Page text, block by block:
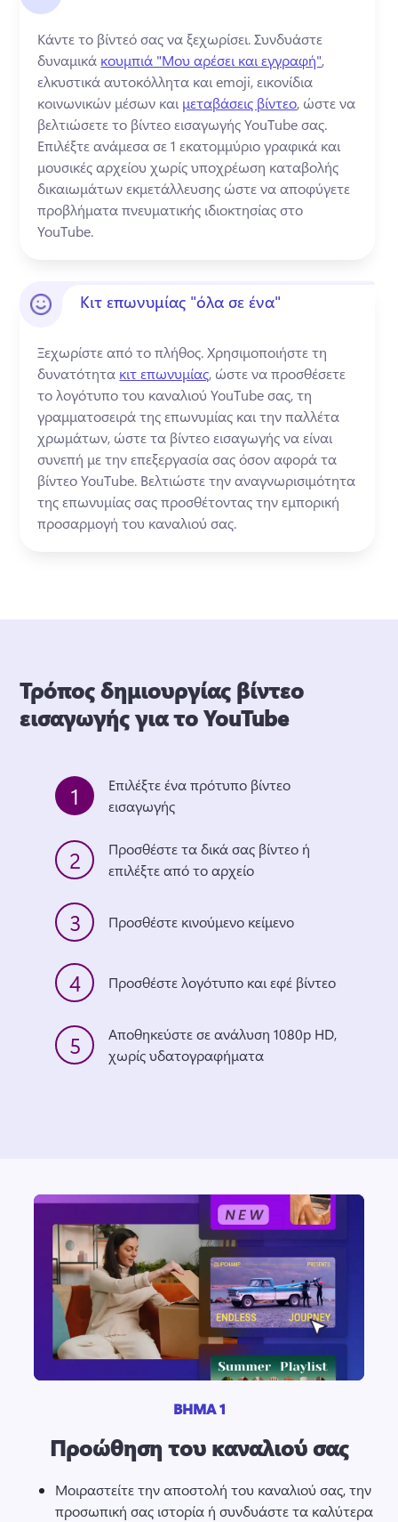
Κάντε το βίντεό σας να ξεχωρίσει. Συνδυάστε
δυναμικά κουμπιά "Μου αρέσει και εγγραφή",
ελκυστικά αυτοκόλλητα και emoji, εικονίδια
κοινωνικών μέσων και μεταβάσεις βίντεο, ώστε να
Επιλέξτε ανάμεσα σε 1 εκατομμύριο γραφικά και
μουσικές αρχείου χωρίς υποχρέωση καταβολής
δικαιωμάτων εκμετάλλευσης ώστε να αποφύγετε
προβλήματα πνευματικής ιδιοκτησίας στο
YouTube.
Κιτ επωνυμίας "όλα σε ένα"
Ξεχωρίστε από το πλήθος. Χρησιμοποιήστε τη
δυνατότητα κιτ επωνυμίας, ώστε να προσθέσετε
το λογότυπο του καναλιού YouTube σας, τη
γραμματοσειρά της επωνυμίας και την παλλέτα
χρωμάτων, ώστε τα βίντεο εισαγωγής να είναι
συνεπή με την επεξεργασία σας όσον αφορά τα
βίντεο YouTube. Βελτιώστε την αναγνωρισιμότητα
της επωνυμίας σας προσθέτοντας την εμπορική
προσαρμογή του καναλιού σας.
Τρόπος δημιουργίας βίντεο
εισαγωγής για το YouTube
1
Επιλέξτε ένα πρότυπο βίντεο
εισαγωγής
2
Προσθέστε τα δικά σας βίντεο ή
επιλέξτε από το αρχείο
3 Προσθέστε κινούμενο κείμενο
4 Προσθέστε λογότυπο και εφέ βίντεο
5
Αποθηκεύστε σε ανάλυση 1080p HD,
χωρίς υδατογραφήματα
ΒΗΜΑ 1
Προώθηση του καναλιού σας
Μοιραστείτε την αποστολή του καναλιού σας, την
προσωπική σας ιστορία ή συνδυάστε τα καλύτερα